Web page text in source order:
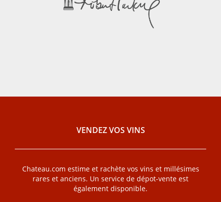
VENDEZ VOS VINS
Chateau.com estime et rachète vos vins et millésimes
rares et anciens. Un service de dépot-vente est
également disponible.